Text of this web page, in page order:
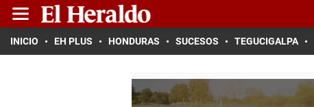
INICIO EH PLUS HONDURAS SUCESOS TEGUCIGALPA